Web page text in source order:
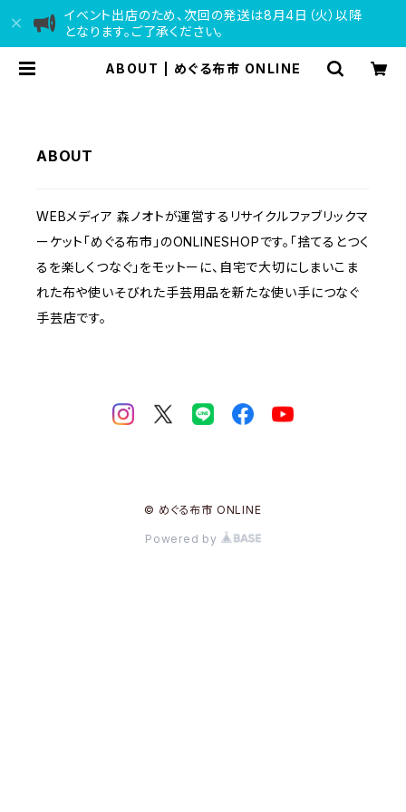
イベント出店のため、次回の発送は8月4日（火）以降
となります。ご了承ください。
ABOUT | めぐる布市 ONLINE
ABOUT
WEBメディア 森ノオトが運営するリサイクルファブリックマ
ーケット「めぐる布市」のONLINESHOPです。「捨てるとつく
るを楽しくつなぐ」をモットーに、自宅で大切にしまいこま
れた布や使いそびれた手芸用品を新たな使い手につなぐ
手芸店です。
© めぐる布市 ONLINE
Powered by